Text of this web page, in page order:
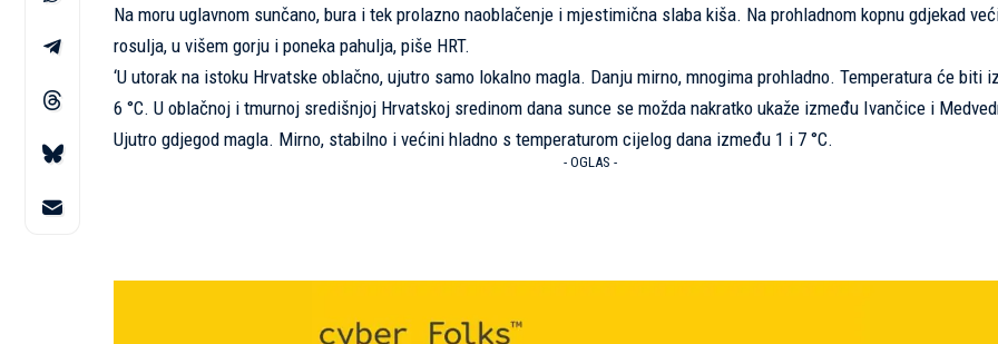
Na moru uglavnom sunčano, bura i tek prolazno naoblačenje i mjestimična slaba kiša. Na prohladnom kopnu gdjekad
rosulja, u višem gorju i poneka pahulja, piše HRT.
‘U utorak na istoku Hrvatske oblačno, ujutro samo lokalno magla. Danju mirno, mnogima prohladno. Temperatura će biti
6 °C. U oblačnoj i tmurnoj središnjoj Hrvatskoj sredinom dana sunce se možda nakratko ukaže između Ivančice i
Ujutro gdjegod magla. Mirno, stabilno i većini hladno s temperaturom cijelog dana između 1 i 7 °C.
- OGLAS -